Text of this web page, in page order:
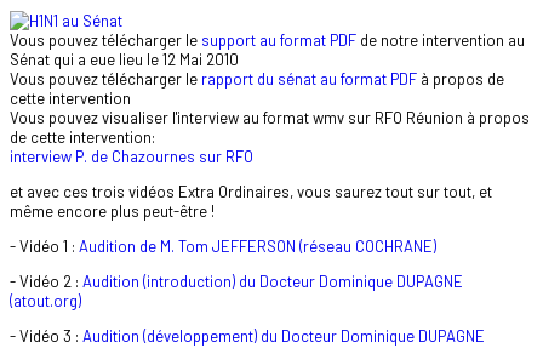
Vous pouvez télécharger le support au format PDF de notre intervention au
Sénat qui a eue lieu le 12 Mai 2010
Vous pouvez télécharger le rapport du sénat au format PDF à propos de
cette intervention
Vous pouvez visualiser l'interview au format wmv sur RFO Réunion à propos
de cette intervention:
interview P. de Chazournes sur RFO
et avec ces trois vidéos Extra Ordinaires, vous saurez tout sur tout, et
même encore plus peut-être !
- Vidéo 1 : Audition de M. Tom JEFFERSON (réseau COCHRANE)
- Vidéo 2 : Audition (introduction) du Docteur Dominique DUPAGNE
(atout.org)
- Vidéo 3 : Audition (développement) du Docteur Dominique DUPAGNE